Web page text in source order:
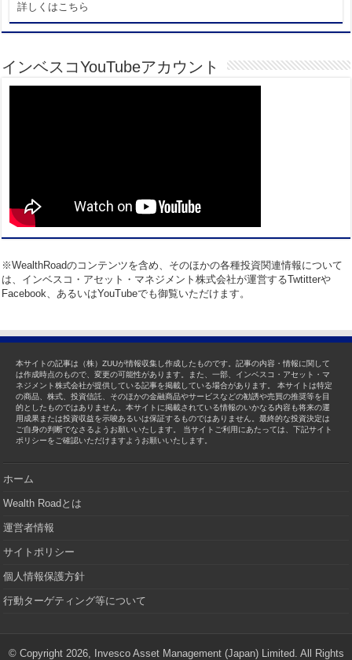
詳しくはこちら
インベスコYouTubeアカウント
※WealthRoadのコンテンツを含め、そのほかの各種投資関連情報について
は、インベスコ・アセット・マネジメント株式会社が運営するTwtitterや
Facebook、あるいはYouTubeでも御覧いただけます。
本サイトの記事は（株）ZUUが情報収集し作成したものです。記事の内容・情報に関して
は作成時点のもので、変更の可能性があります。また、一部、インベスコ・アセット・マ
ネジメント株式会社が提供している記事を掲載している場合があります。 本サイトは特定
の商品、株式、投資信託、そのほかの金融商品やサービスなどの勧誘や売買の推奨等を目
的としたものではありません。本サイトに掲載されている情報のいかなる内容も将来の運
用成果または投資収益を示唆あるいは保証するものではありません。最終的な投資決定は
ご自身の判断でなさるようお願いいたします。 当サイトご利用にあたっては、下記サイト
ポリシーをご確認いただけますようお願いいたします。
ホーム
Wealth Roadとは
運営者情報
サイトポリシー
個人情報保護方針
行動ターゲティング等について
© Copyright 2026, Invesco Asset Management (Japan) Limited. All Rights